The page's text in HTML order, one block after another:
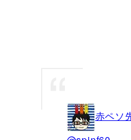
赤ペソ